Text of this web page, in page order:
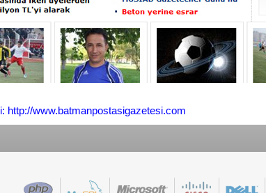
http://www.batmanpostasigazetesi.com